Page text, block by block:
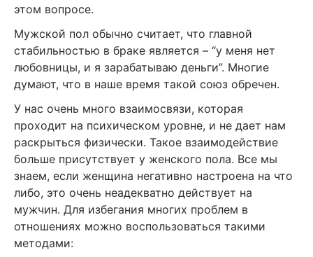
этом вопросе.
Мужской пол обычно считает, что главной
стабильностью в браке является – “у меня нет
любовницы, и я зарабатываю деньги”. Многие
думают, что в наше время такой союз обречен.
У нас очень много взаимосвязи, которая
проходит на психическом уровне, и не дает нам
раскрыться физически. Такое взаимодействие
больше присутствует у женского пола. Все мы
знаем, если женщина негативно настроена на что
либо, это очень неадекватно действует на
мужчин. Для избегания многих проблем в
отношениях можно воспользоваться такими
методами: